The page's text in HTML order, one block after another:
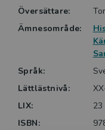
Översättare:
Ämnesområde:
Språk:
Lättlästnivå:
LIX:
23
ISBN: